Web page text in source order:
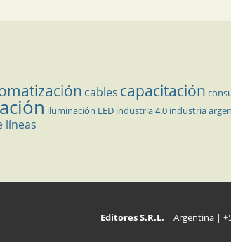
cables capacitación
iluminación LED industria 4.0 industria
líneas
Editores S.R.L. | Argentina |